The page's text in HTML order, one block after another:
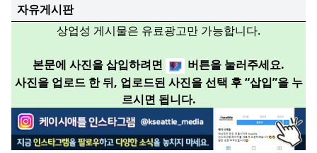
자유게시판
상업성 게시물은 유료광고만 가능합니다.
본문에 사진을 삽입하려면
버튼을 눌러주세요.
사진을 업로드 한 뒤, 업로드된 사진을 선택 후 “삽입”을 누
르시면 됩니다.